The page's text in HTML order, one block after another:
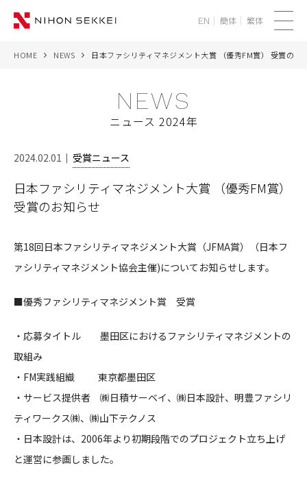
ニ
NEWS
CORPORATE
CONTACT
コンプライアンスポリシー プライバシーポリシー ご利用規約
EN 簡体 繁体
HOME NEWS 日本ファシリティマネジメント大賞 （優秀FM賞） 受賞のお
NEWS
ニュース 2024年
2024.02.01 受賞ニュース
日本ファシリティマネジメント大賞 （優秀FM賞）
受賞のお知らせ
第18回日本ファシリティマネジメント大賞（JFMA賞）（日本フ
ァシリティマネジメント協会主催)についてお知らせします。
■優秀ファシリティマネジメント賞 受賞
・応募タイトル 墨田区におけるファシリティマネジメントの
取組み
・FM実践組織 東京都墨田区
・サービス提供者 ㈱日積サーベイ、㈱日本設計、明豊ファシリ
ティワークス㈱、㈱山下テクノス
・日本設計は、2006年より初期段階でのプロジェクト立ち上げ
と運営に参画しました。